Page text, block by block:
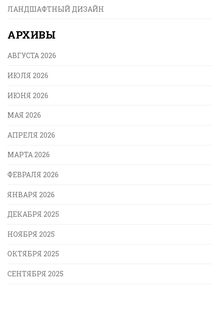
ЛАНДШАФТНЫЙ ДИЗАЙН
АРХИВЫ
АВГУСТА 2026
ИЮЛЯ 2026
ИЮНЯ 2026
МАЯ 2026
АПРЕЛЯ 2026
МАРТА 2026
ФЕВРАЛЯ 2026
ЯНВАРЯ 2026
ДЕКАБРЯ 2025
НОЯБРЯ 2025
ОКТЯБРЯ 2025
СЕНТЯБРЯ 2025